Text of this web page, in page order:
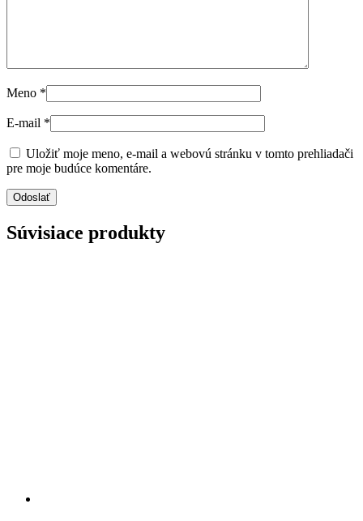
Meno *
E-mail *
Uložiť moje meno, e-mail a webovú stránku v tomto prehliadači
pre moje budúce komentáre.
Súvisiace produkty